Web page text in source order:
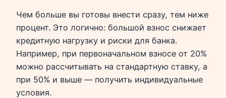
Чем больше вы готовы внести сразу, тем ниже
процент. Это логично: большой взнос снижает
кредитную нагрузку и риски для банка.
Например, при первоначальном взносе от 20%
можно рассчитывать на стандартную ставку, а
при 50% и выше — получить индивидуальные
условия.